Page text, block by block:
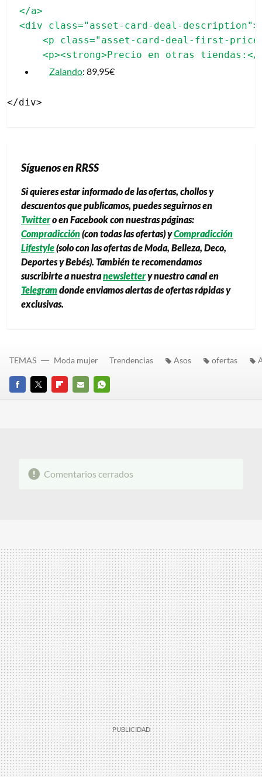
</a>
<div class="asset-card-deal-description">
<p class="asset-card-deal-first-
Zalando: 89,95€
Síguenos en RRSS
Si quieres estar informado de las ofertas, chollos y
descuentos que publicamos, puedes seguirnos en
Twittero en Facebook con nuestras páginas:
Compradicción(con todas las ofertas) yCompradicción
Lifestyle(solo con las ofertas de Moda, Belleza, Deco,
Deportes y Bebés). También te recomendamos
suscribirte a nuestranewslettery nuestro canal en
Telegramdonde enviamos alertas de ofertas rápidas y
exclusivas.
FACEBOOK
TWITTERFLIPBOARD
E-
WHATSAPP
TEMAS Moda mujer Trendencias Asos ofertas
Comentarios cerrados